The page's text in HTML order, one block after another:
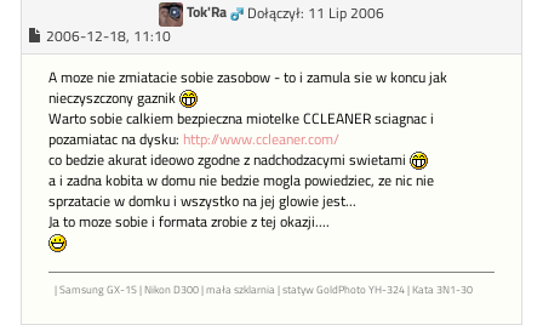
Tok'Ra
Dołączył: 11 Lip 2006
2006-12-18, 11:10
A moze nie zmiatacie sobie zasobow - to i zamula sie w koncu jak
nieczyszczony gaznik
Warto sobie calkiem bezpieczna miotelke CCLEANER sciagnac i
pozamiatac na dysku: http://www.ccleaner.com/
co bedzie akurat ideowo zgodne z nadchodzacymi swietami
a i zadna kobita w domu nie bedzie mogla powiedziec, ze nic nie
sprzatacie w domku i wszystko na jej glowie jest...
Ja to moze sobie i formata zrobie z tej okazji....
| Samsung GX-1S | Nikon D300 | mała szklarnia | statyw GoldPhoto YH-324 | Kata 3N1-30